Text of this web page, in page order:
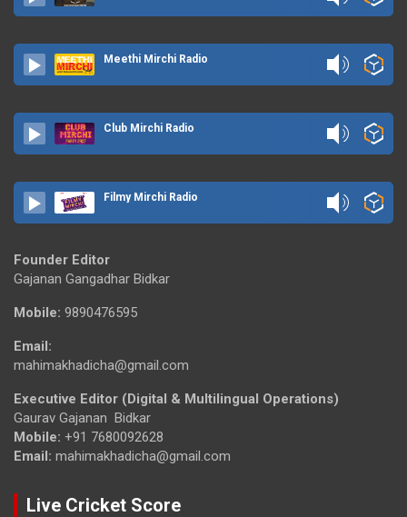
Meethi Mirchi Radio
Club Mirchi Radio
Filmy Mirchi Radio
Founder Editor
Gajanan Gangadhar Bidkar
Mobile: 9890476595
Email:
mahimakhadicha@gmail.com
Executive Editor (Digital & Multilingual Operations)
Gaurav Gajanan Bidkar
Mobile: +91 7680092628
Email: mahimakhadicha@gmail.com
Live Cricket Score